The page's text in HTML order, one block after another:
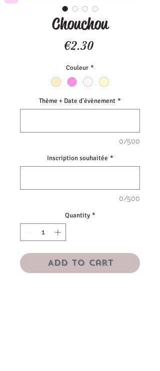
Chouchou
€2.30Price
Couleur *
Thème + Date d'évènement *
0/500
Inscription souhaitée *
0/500
Quantity *
Add to Cart